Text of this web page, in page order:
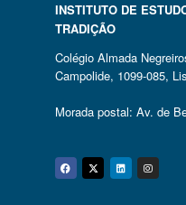
INSTITUTO DE
TRADIÇÃO
Colégio Almada
Campolide, 1099-085,
Morada postal: Av. de
Facebook
Twitter